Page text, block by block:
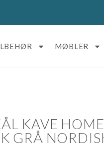
MØBLER
KAVE
GRÅ